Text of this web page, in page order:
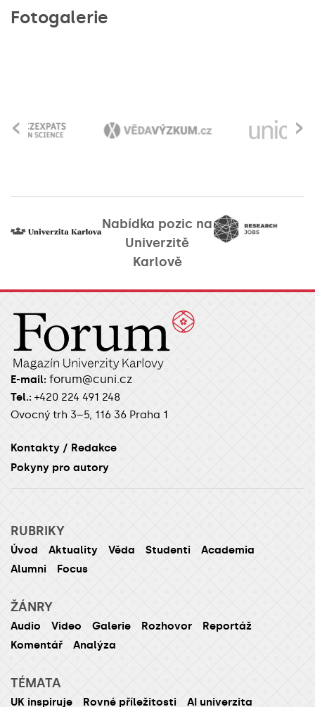
Fotogalerie
›
‹
Nabídka pozic na
Univerzitě
Karlově
E-mail: forum@cuni.cz
Tel.: +420 224 491 248
Ovocný trh 3–5, 116 36 Praha 1
Kontakty / Redakce
Pokyny pro autory
RUBRIKY
Úvod Aktuality Věda Studenti
Academia
Alumni
Focus
ŽÁNRY
Audio Video Galerie Rozhovor
Reportáž
Komentář
Analýza
TÉMATA
UK inspiruje Rovné příležitosti AI univerzita